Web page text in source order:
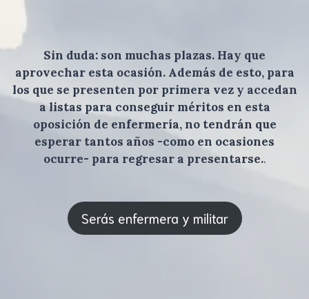
Sin duda: son muchas plazas. Hay que
aprovechar esta ocasión. Además de esto, para
los que se presenten por primera vez y accedan
a listas para conseguir méritos en esta
oposición de enfermería, no tendrán que
esperar tantos años -como en ocasiones
ocurre- para regresar a presentarse..
Serás enfermera y militar